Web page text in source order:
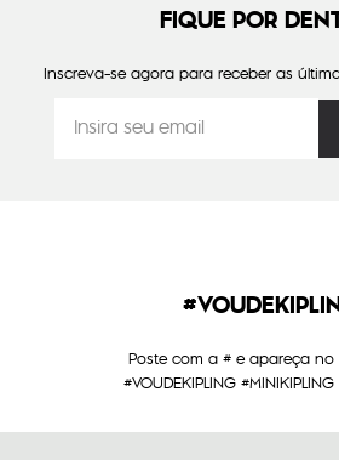
FIQUE POR
Inscreva-se agora para receber as
Poste com a # e apareça no
#VOUDEKIPLING #MINIKIPLING